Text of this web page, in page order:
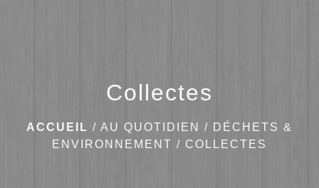
Collectes
ACCUEIL / AU QUOTIDIEN / DÉCHETS &
ENVIRONNEMENT / COLLECTES